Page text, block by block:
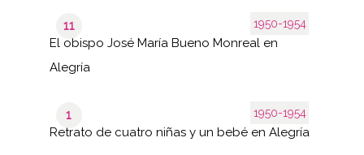
1950-1954
11
El obispo José María Bueno Monreal en
Alegría
1950-1954
1
Retrato de cuatro niñas y un bebé en Alegría